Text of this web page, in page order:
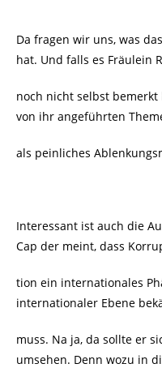
Da fragen wir uns, was
hat. Und falls es Fräulein
noch nicht selbst
von ihr angeführten
als peinliches
Interessant ist auch die
Cap der meint, dass
tion ein internationales
internationaler Ebene
muss. Na ja, da sollte er
umsehen. Denn wozu in